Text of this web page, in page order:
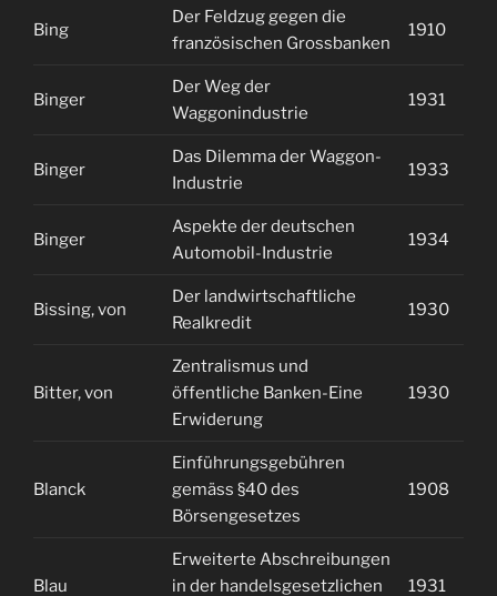
Bing
Der Feldzug gegen die
französischen Grossbanken
1910
Binger
Der Weg der
Waggonindustrie
1931
Binger
Das Dilemma der Waggon-
Industrie
1933
Binger
Aspekte der deutschen
Automobil-Industrie
1934
Bissing, von
Der landwirtschaftliche
Realkredit
1930
Bitter, von
Zentralismus und
öffentliche Banken-Eine
Erwiderung
1930
Blanck
Einführungsgebühren
gemäss §40 des
Börsengesetzes
1908
Blau
Erweiterte Abschreibungen
in der handelsgesetzlichen
1931